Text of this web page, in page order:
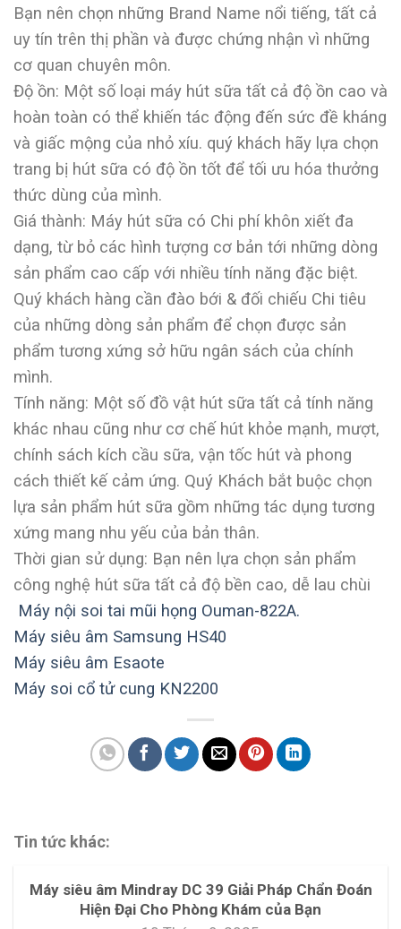
Bạn nên chọn những Brand Name nổi tiếng, tất cả
uy tín trên thị phần và được chứng nhận vì những
cơ quan chuyên môn.
Độ ồn: Một số loại máy hút sữa tất cả độ ồn cao và
hoàn toàn có thể khiến tác động đến sức đề kháng
và giấc mộng của nhỏ xíu. quý khách hãy lựa chọn
trang bị hút sữa có độ ồn tốt để tối ưu hóa thưởng
thức dùng của mình.
Giá thành: Máy hút sữa có Chi phí khôn xiết đa
dạng, từ bỏ các hình tượng cơ bản tới những dòng
sản phẩm cao cấp với nhiều tính năng đặc biệt.
Quý khách hàng cần đào bới & đối chiếu Chi tiêu
của những dòng sản phẩm để chọn được sản
phẩm tương xứng sở hữu ngân sách của chính
mình.
Tính năng: Một số đồ vật hút sữa tất cả tính năng
khác nhau cũng như cơ chế hút khỏe mạnh, mượt,
chính sách kích cầu sữa, vận tốc hút và phong
cách thiết kế cảm ứng. Quý Khách bắt buộc chọn
lựa sản phẩm hút sữa gồm những tác dụng tương
xứng mang nhu yếu của bản thân.
Thời gian sử dụng: Bạn nên lựa chọn sản phẩm
công nghệ hút sữa tất cả độ bền cao, dễ lau chùi
Máy nội soi tai mũi họng Ouman-822A.
Máy siêu âm Samsung HS40
Máy siêu âm Esaote
Máy soi cổ tử cung KN2200
Tin tức khác:
Máy siêu âm Mindray DC 39 Giải Pháp Chẩn Đoán
Hiện Đại Cho Phòng Khám của Bạn